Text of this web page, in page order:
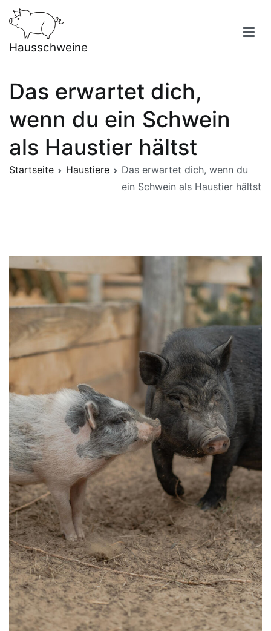
Inhalt
springen
Hausschweine
Das erwartet dich,
wenn du ein Schwein
als Haustier hältst
Startseite Haustiere
Das erwartet dich, wenn du
ein Schwein als Haustier hältst